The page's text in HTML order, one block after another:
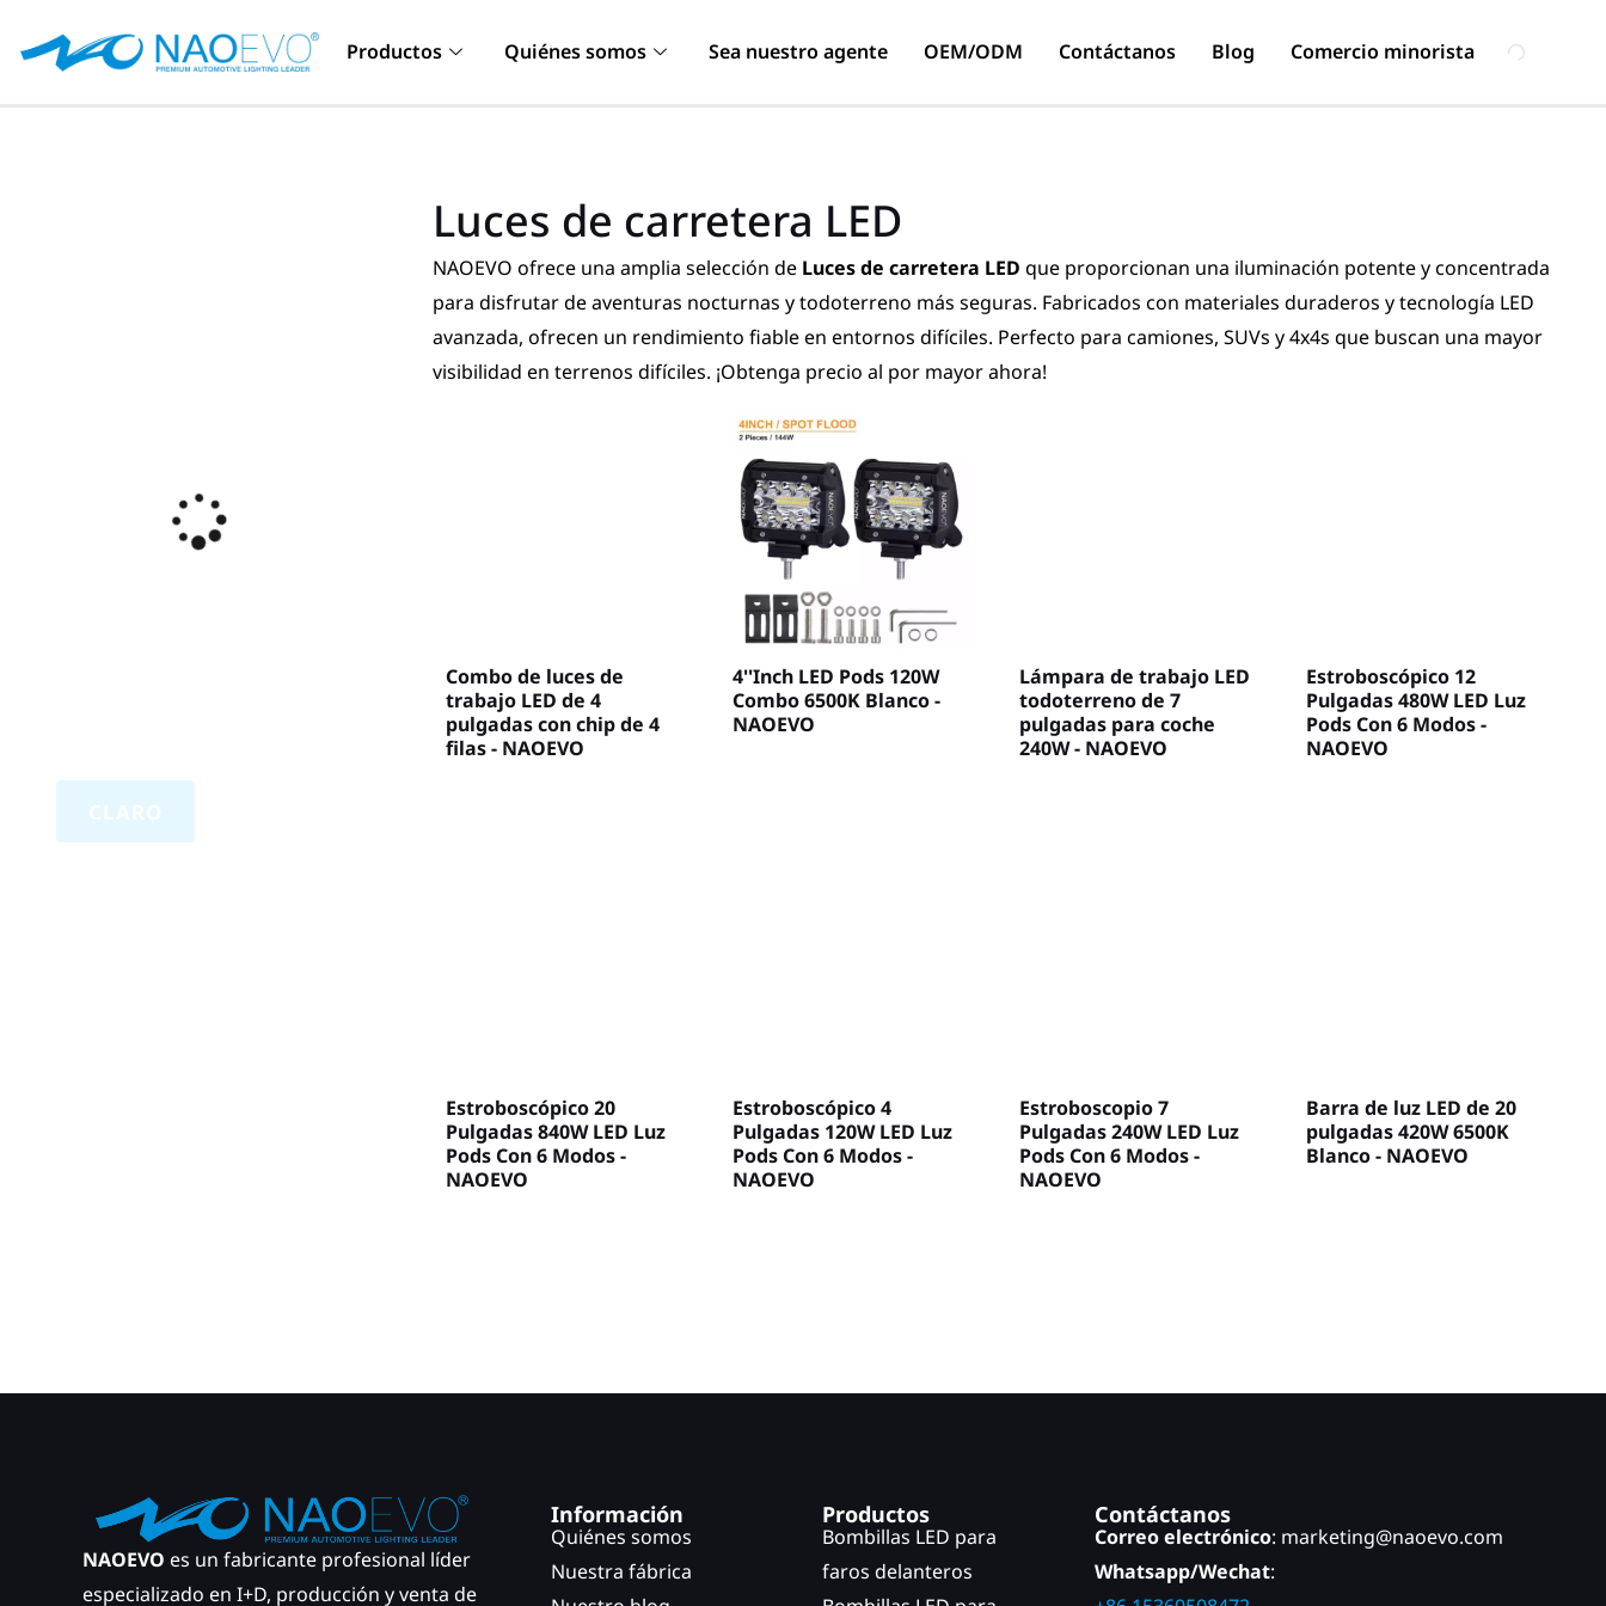
Productos Quiénes somos Sea nuestro agente OEM/ODM Contáctanos Blog Comercio minorista
CLARO
Luces de carretera LED
NAOEVO ofrece una amplia selección de Luces de carretera LED que proporcionan una iluminación potente y concentrada
para disfrutar de aventuras nocturnas y todoterreno más seguras. Fabricados con materiales duraderos y tecnología LED
avanzada, ofrecen un rendimiento fiable en entornos difíciles. Perfecto para camiones, SUVs y 4x4s que buscan una mayor
visibilidad en terrenos difíciles. ¡Obtenga precio al por mayor ahora!
Combo de luces de
trabajo LED de 4
pulgadas con chip de 4
filas - NAOEVO
4''Inch LED Pods 120W
Combo 6500K Blanco -
NAOEVO
Lámpara de trabajo LED
todoterreno de 7
pulgadas para coche
240W - NAOEVO
Estroboscópico 12
Pulgadas 480W LED Luz
Pods Con 6 Modos -
NAOEVO
Estroboscópico 20
Pulgadas 840W LED Luz
Pods Con 6 Modos -
NAOEVO
Estroboscópico 4
Pulgadas 120W LED Luz
Pods Con 6 Modos -
NAOEVO
Estroboscopio 7
Pulgadas 240W LED Luz
Pods Con 6 Modos -
NAOEVO
Barra de luz LED de 20
pulgadas 420W 6500K
Blanco - NAOEVO
NAOEVO es un fabricante profesional líder
especializado en I+D, producción y venta de
Información
Quiénes somos
Nuestra fábrica
Productos
Bombillas LED para
faros delanteros
Contáctanos
Correo electrónico: marketing@naoevo.com
Whatsapp/Wechat: